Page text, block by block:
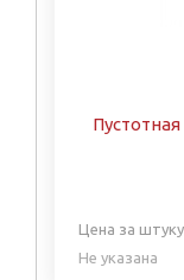
Цена за штуку
Не указана